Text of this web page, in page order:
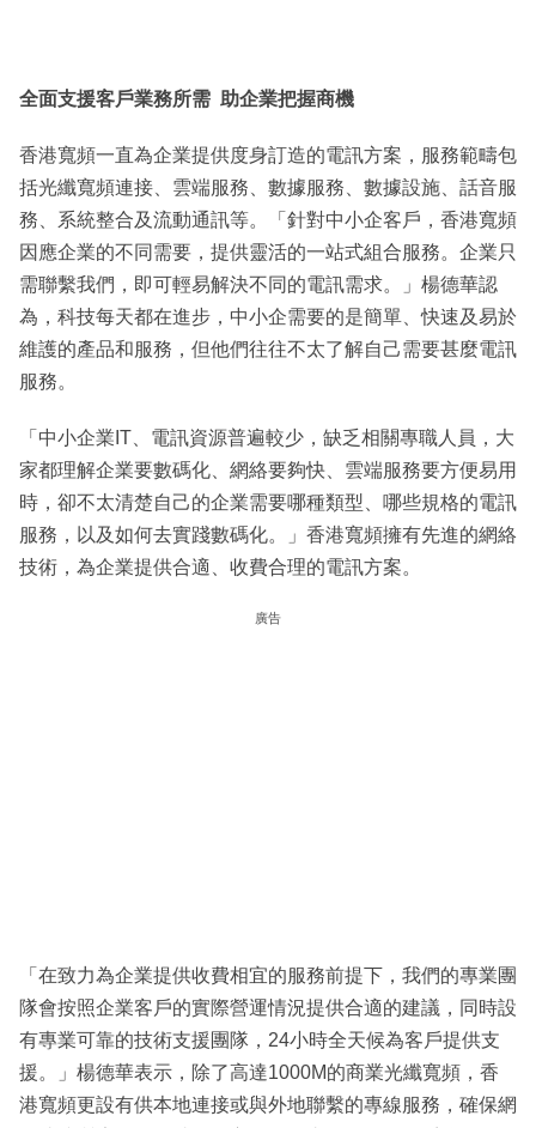
全面支援客戶業務所需 助企業把握商機
香港寬頻一直為企業提供度身訂造的電訊方案，服務範疇包
括光纖寬頻連接、雲端服務、數據服務、數據設施、話音服
務、系統整合及流動通訊等。「針對中小企客戶，香港寬頻
因應企業的不同需要，提供靈活的一站式組合服務。企業只
需聯繫我們，即可輕易解決不同的電訊需求。」楊德華認
為，科技每天都在進步，中小企需要的是簡單、快速及易於
維護的產品和服務，但他們往往不太了解自己需要甚麼電訊
服務。
「中小企業IT、電訊資源普遍較少，缺乏相關專職人員，大
家都理解企業要數碼化、網絡要夠快、雲端服務要方便易用
時，卻不太清楚自己的企業需要哪種類型、哪些規格的電訊
服務，以及如何去實踐數碼化。」香港寬頻擁有先進的網絡
技術，為企業提供合適、收費合理的電訊方案。
廣告
「在致力為企業提供收費相宜的服務前提下，我們的專業團
隊會按照企業客戶的實際營運情況提供合適的建議，同時設
有專業可靠的技術支援團隊，24小時全天候為客戶提供支
援。」楊德華表示，除了高達1000M的商業光纖寬頻，香
港寬頻更設有供本地連接或與外地聯繫的專線服務，確保網